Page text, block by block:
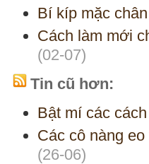
Bí kíp mặc
Cách làm mới
(02-07)
Tin cũ hơn:
Bật mí các
Các cô nàng
(26-06)